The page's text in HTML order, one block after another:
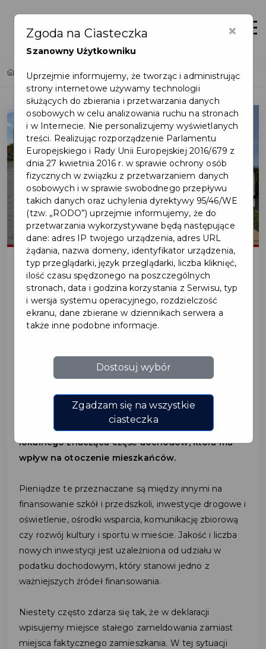
Zaloguj
Home Lista aktualności Co zasilają podatki z Twojego PITu?
2024-04-03
CO ZASILAJĄ PODATKI Z
To czy w deklaracji rocznej PIT wskazujemy adres
faktycznego zamieszkania, ma ogromne
znaczenie dla budżetu miejscowości, w której
mieszkamy.
lokalnego znacząca część dochodów, która ma
wpływ na otoczenie mieszkańców.
Pieniądze te przeznaczane są między innymi na
finansowanie szkół i przedszkoli, inwestycje drogowe i
oświetlenie, ośrodki wsparcia, komunikację zbiorową
czy rozwój kultury i sportu w mieście. Jakość i liczba
nowych inwestycji jest uzależniona od udziału w
podatku dochodowym, który stanowi jedno z
ważniejszych źródeł finansowania.
Niestety często zdarza się tak, że w deklaracji
wpisujemy miejsce stałego zameldowania zamiast
miejsca faktycznego zamieszkania. W tej sytuacji
×
Zgoda na Ciasteczka
Szanowny Użytkowniku
Uprzejmie informujemy, że tworząc i administrując
strony internetowe używamy technologii
służących do zbierania i przetwarzania danych
osobowych w celu analizowania ruchu na stronach
i w Internecie. Nie personalizujemy wyświetlanych
treści. Realizując rozporządzenie Parlamentu
Europejskiego i Rady Unii Europejskiej 2016/679 z
dnia 27 kwietnia 2016 r. w sprawie ochrony osób
fizycznych w związku z przetwarzaniem danych
osobowych i w sprawie swobodnego przepływu
takich danych oraz uchylenia dyrektywy 95/46/WE
(tzw. „RODO”) uprzejmie informujemy, że do
przetwarzania wykorzystywane będą następujące
dane: adres IP twojego urządzenia, adres URL
żądania, nazwa domeny, identyfikator urządzenia,
typ przeglądarki, język przeglądarki, liczba kliknięć,
ilość czasu spędzonego na poszczególnych
stronach, data i godzina korzystania z Serwisu, typ
i wersja systemu operacyjnego, rozdzielczość
ekranu, dane zbierane w dziennikach serwera a
także inne podobne informacje.
Dostosuj wybór
Zgadzam się na wszystkie
ciasteczka